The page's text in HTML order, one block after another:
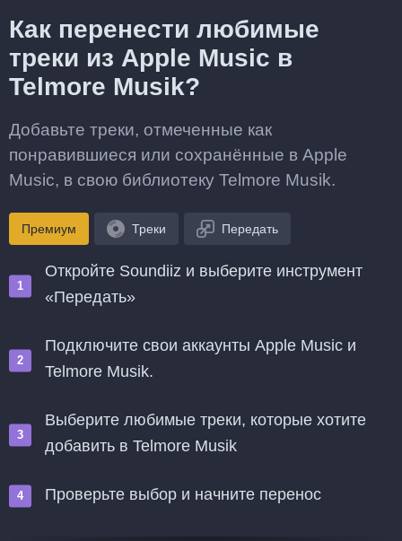
Как перенести любимые
треки из Apple Music в
Telmore Musik?
Добавьте треки, отмеченные как
понравившиеся или сохранённые в Apple
Music, в свою библиотеку Telmore Musik.
Премиум Треки Передать
Откройте Soundiiz и выберите инструмент
«Передать»
Подключите свои аккаунты Apple Music и
Telmore Musik.
Выберите любимые треки, которые хотите
добавить в Telmore Musik
Проверьте выбор и начните перенос